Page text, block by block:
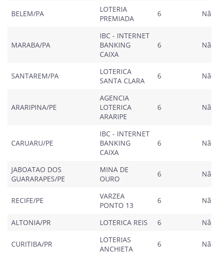
BELEM/PA
LOTERIA
PREMIADA
6 Não
MARABA/PA
IBC - INTERNET
BANKING
CAIXA
6 Não
SANTAREM/PA
LOTERICA
SANTA CLARA
6 Não
ARARIPINA/PE
AGENCIA
LOTERICA
ARARIPE
6 Não
CARUARU/PE
IBC - INTERNET
BANKING
CAIXA
6 Não
JABOATAO DOS
GUARARAPES/PE
MINA DE
OURO
6 Não
RECIFE/PE
VARZEA
PONTO 13
6 Não
ALTONIA/PR LOTERICA REIS 6 Não
CURITIBA/PR
LOTERIAS
ANCHIETA
6 Não